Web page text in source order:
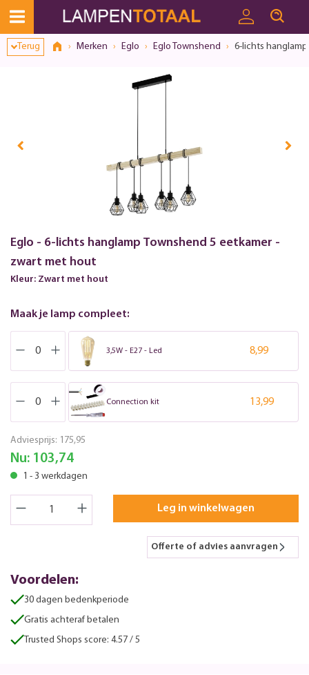
Terug Merken Eglo Eglo Townshend 6-lichts
Eglo - 6-lichts hanglamp Townshend 5 eetkamer -
zwart met hout
Kleur: Zwart met hout
Maak je lamp compleet:
3,5W - E27 - Led 8,99
Connection kit 13,99
Adviesprijs: 175,95
Nu: 103,74
1 - 3 werkdagen
Leg in winkelwagen
Offerte of advies aanvragen
Voordelen:
30 dagen bedenkperiode
Gratis achteraf betalen
Trusted Shops score: 4.57 / 5